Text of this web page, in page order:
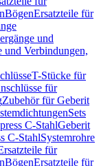
BögenErsatzteile für
und
und Verbindungen,
T-Stücke für
für
Zubehör für Geberit
Sets
C-StahlGeberit
C-StahlSystemrohre
für
BögenErsatzteile für